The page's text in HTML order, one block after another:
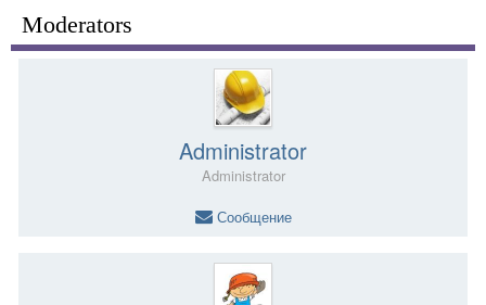
Moderators
Administrator
Administrator
Сообщение